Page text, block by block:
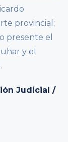
provincial;
presente el
y el
Judicial /